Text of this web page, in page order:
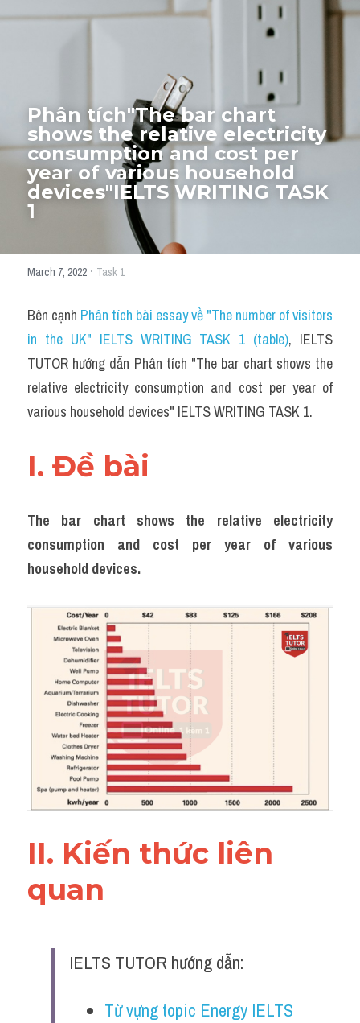
SGK
Vocabularies
Đề writing theo topic
Line graph
Bar chart
Đề thi thật IELTS GENERAL
Task 2
Từ vựng theo topic
Grammar
Map
Cam
Đề thi thật Task 1
Process
Task 1
Đề thi IELTS thật
Advice
IELTS Advice
Đề thi thật Task 2
Listening
Writing
Phân tích"The bar chart
shows the relative electricity
consumption and cost per
year of various household
devices"IELTS WRITING TASK
1
March 7, 2022 · Task 1
Bên cạnh Phân tích bài essay về "The number of visitors
in the UK" IELTS WRITING TASK 1 (table), IELTS
TUTOR hướng dẫn Phân tích "The bar chart shows the
relative electricity consumption and cost per year of
various household devices" IELTS WRITING TASK 1.
I. Đề bài
The bar chart shows the relative electricity
consumption and cost per year of various
household devices.
II. Kiến thức liên
quan
IELTS TUTOR hướng dẫn:
Từ vựng topic Energy IELTS